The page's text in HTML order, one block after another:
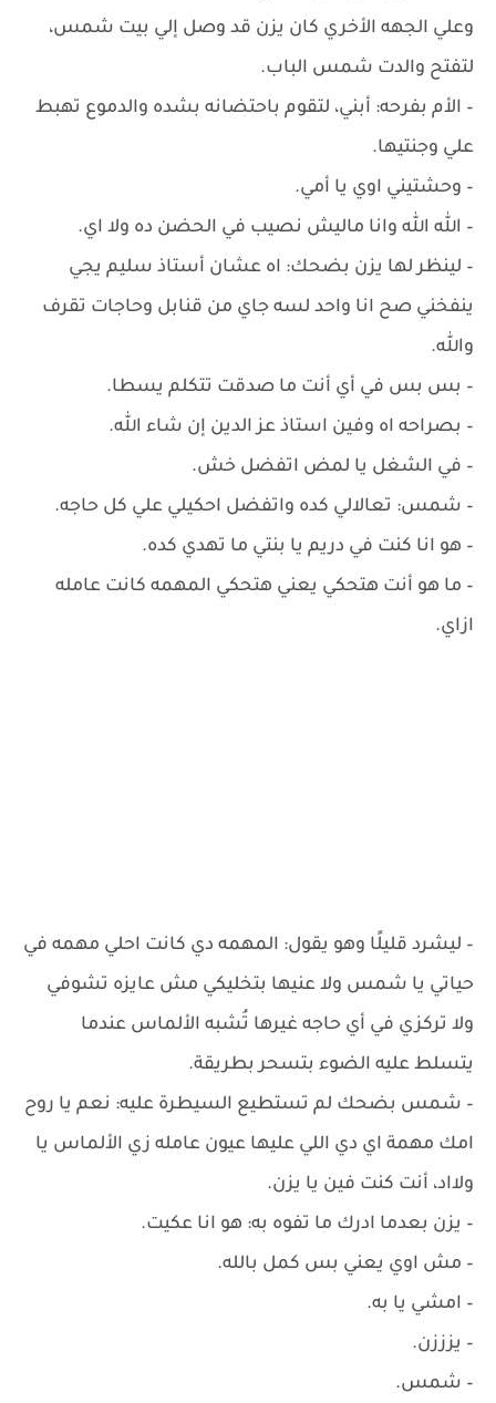
وعلي الجهه الأخري كان يزن قد وصل إلي بيت شمس،
لتفتح والدت شمس الباب.
– الأم بفرحه: أبني، لتقوم باحتضانه بشده والدموع تهبط
علي وجنتيها.
– ‏وحشتيني اوي يا أمي.
– ‏الله الله وانا ماليش نصيب في الحضن ده ولا اي.
– ‏لينظر لها يزن بضحك: اه عشان أستاذ سليم يجي
ينفخني صح انا واحد لسه جاي من قنابل وحاجات تقرف
والله.
– ‏بس بس في أي أنت ما صدقت تتكلم يسطا.
– ‏بصراحه اه وفين استاذ عز الدين إن شاء الله.
– ‏في الشغل يا لمض اتفضل خش.
– ‏شمس: تعالالي كده واتفضل احكيلي علي كل حاجه.
– ‏هو انا كنت في دريم يا بنتي ما تهدي كده.
– ‏ما هو أنت هتحكي يعني هتحكي المهمه كانت عامله
ازاي.
– ‏ليشرد قليلًا وهو يقول: المهمه دي كانت احلي مهمه في
حياتي يا شمس ولا عنيها بتخليكي مش عايزه تشوفي
ولا تركزي في أي حاجه غيرها تُشبه الألماس عندما
يتسلط عليه الضوء بتسحر بطريقة.
– ‏شمس بضحك لم تستطيع السيطرة عليه: نعم يا روح
امك مهمة اي دي اللي عليها عيون عامله زي الألماس يا
ولااد، أنت كنت فين يا يزن.
– ‏يزن بعدما ادرك ما تفوه به: هو انا عكيت.
– ‏مش اوي يعني بس كمل بالله.
– ‏امشي يا به.
– ‏يزززن.
– ‏شمس.